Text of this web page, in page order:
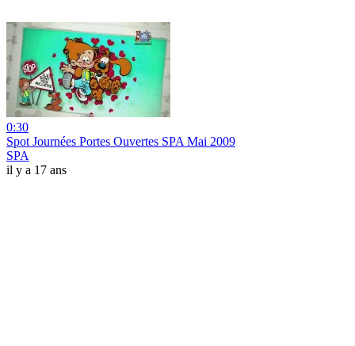
0:30
Spot Journées Portes Ouvertes SPA Mai 2009
SPA
il y a 17 ans